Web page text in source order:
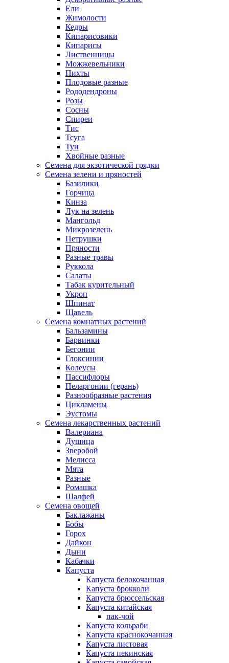
Ели
Жимолости
Кедры
Кипарисовики
Кипарисы
Лиственницы
Можжевельники
Пихты
Плодовые разные
Рододендроны
Розы
Сосны
Спиреи
Тис
Тсуга
Туи
Хвойные разные
Семена для экзотической грядки
Семена зелени и пряностей
Базилики
Горчица
Кинза
Лук на зелень
Мангольд
Микрозелень
Петрушки
Пряности
Разные травы
Руккола
Салаты
Табак курительный
Укроп
Шпинат
Щавель
Семена комнатных растений
Бальзамины
Барвинки
Бегонии
Глоксинии
Колеусы
Пассифлоры
Пеларгонии (герань)
Разнообразные растения
Цикламены
Эустомы
Семена лекарственных растений
Валериана
Душица
Зверобой
Мелисса
Мята
Разные
Ромашка
Шалфей
Семена овощей
Баклажаны
Бобы
Горох
Дайкон
Дыни
Кабачки
Капуста
Капуста белокочанная
Капуста брокколи
Капуста брюссельская
Капуста китайская
пак-чой
Капуста кольраби
Капуста краснокочанная
Капуста листовая
Капуста пекинская